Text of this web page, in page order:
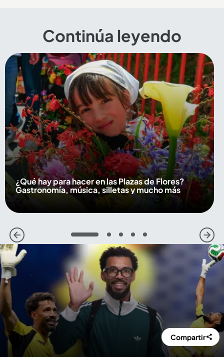
Continúa leyendo
¿Qué hay para hacer en las Plazas de Flores?
Gastronomía, música, silletas y mucho más
1 2 3 4 5
Compartir